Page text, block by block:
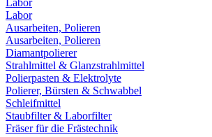
Labor
Labor
Ausarbeiten, Polieren
Ausarbeiten, Polieren
Diamantpolierer
Strahlmittel & Glanzstrahlmittel
Polierpasten & Elektrolyte
Polierer, Bürsten & Schwabbel
Schleifmittel
Staubfilter & Laborfilter
Fräser für die Frästechnik